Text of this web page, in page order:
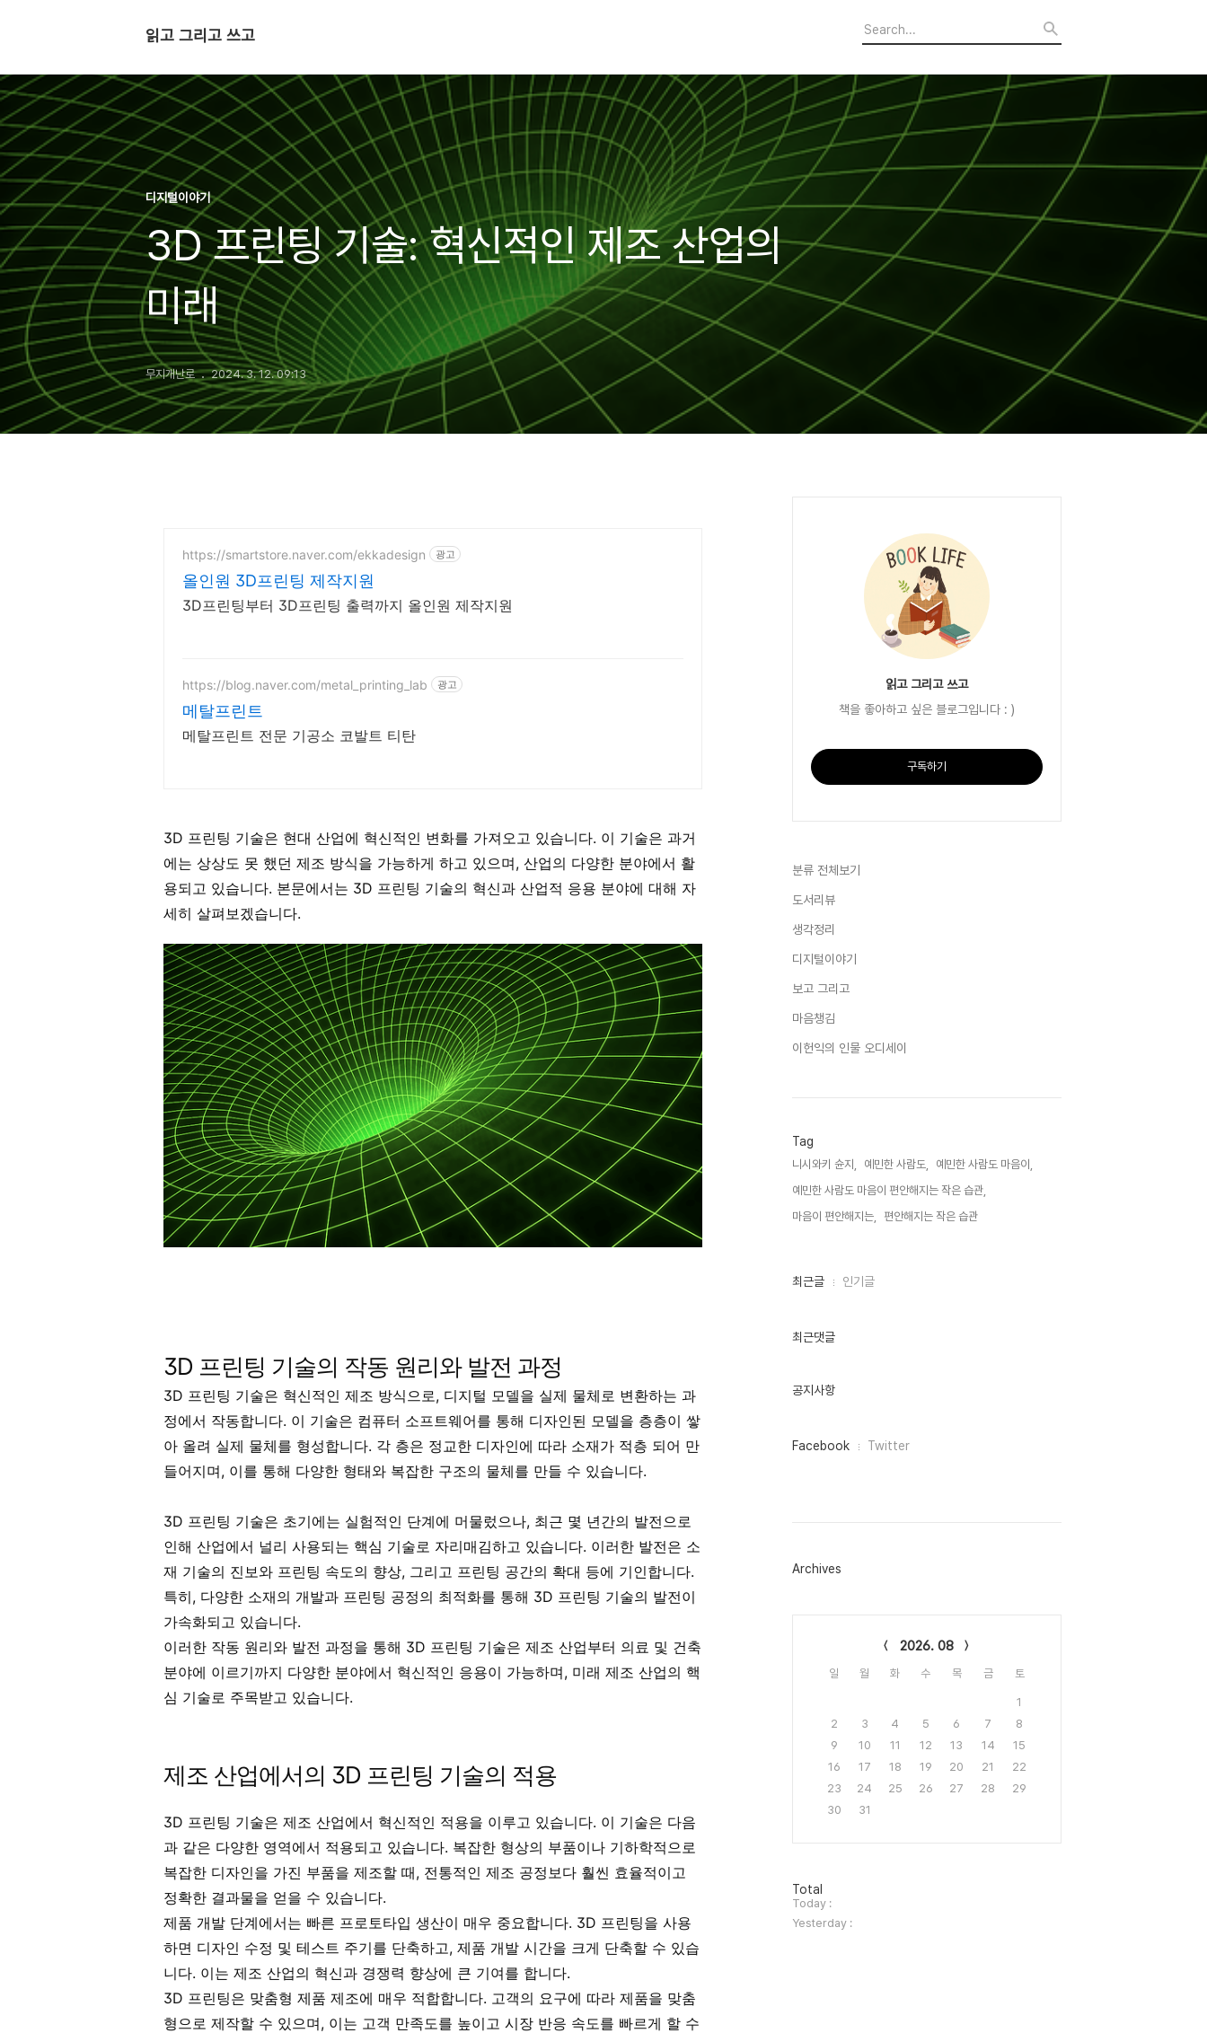
읽고 그리고 쓰고
디지털이야기
3D 프린팅 기술: 혁신적인 제조 산업의
미래
무지개난로 2024. 3. 12. 09:13
https://smartstore.naver.com/ekkadesign 광고
올인원 3D프린팅 제작지원
3D프린팅부터 3D프린팅 출력까지 올인원 제작지원
https://blog.naver.com/metal_printing_lab 광고
메탈프린트
메탈프린트 전문 기공소 코발트 티탄
3D 프린팅 기술은 현대 산업에 혁신적인 변화를 가져오고 있습니다. 이 기술은 과거
에는 상상도 못 했던 제조 방식을 가능하게 하고 있으며, 산업의 다양한 분야에서 활
용되고 있습니다. 본문에서는 3D 프린팅 기술의 혁신과 산업적 응용 분야에 대해 자
세히 살펴보겠습니다.
3D 프린팅 기술의 작동 원리와 발전 과정
3D 프린팅 기술은 혁신적인 제조 방식으로, 디지털 모델을 실제 물체로 변환하는 과
정에서 작동합니다. 이 기술은 컴퓨터 소프트웨어를 통해 디자인된 모델을 층층이 쌓
아 올려 실제 물체를 형성합니다. 각 층은 정교한 디자인에 따라 소재가 적층 되어 만
들어지며, 이를 통해 다양한 형태와 복잡한 구조의 물체를 만들 수 있습니다.
3D 프린팅 기술은 초기에는 실험적인 단계에 머물렀으나, 최근 몇 년간의 발전으로
인해 산업에서 널리 사용되는 핵심 기술로 자리매김하고 있습니다. 이러한 발전은 소
재 기술의 진보와 프린팅 속도의 향상, 그리고 프린팅 공간의 확대 등에 기인합니다.
특히, 다양한 소재의 개발과 프린팅 공정의 최적화를 통해 3D 프린팅 기술의 발전이
가속화되고 있습니다.
이러한 작동 원리와 발전 과정을 통해 3D 프린팅 기술은 제조 산업부터 의료 및 건축
분야에 이르기까지 다양한 분야에서 혁신적인 응용이 가능하며, 미래 제조 산업의 핵
심 기술로 주목받고 있습니다.
제조 산업에서의 3D 프린팅 기술의 적용
3D 프린팅 기술은 제조 산업에서 혁신적인 적용을 이루고 있습니다. 이 기술은 다음
과 같은 다양한 영역에서 적용되고 있습니다. 복잡한 형상의 부품이나 기하학적으로
복잡한 디자인을 가진 부품을 제조할 때, 전통적인 제조 공정보다 훨씬 효율적이고
정확한 결과물을 얻을 수 있습니다.
제품 개발 단계에서는 빠른 프로토타입 생산이 매우 중요합니다. 3D 프린팅을 사용
하면 디자인 수정 및 테스트 주기를 단축하고, 제품 개발 시간을 크게 단축할 수 있습
니다. 이는 제조 산업의 혁신과 경쟁력 향상에 큰 기여를 합니다.
3D 프린팅은 맞춤형 제품 제조에 매우 적합합니다. 고객의 요구에 따라 제품을 맞춤
형으로 제작할 수 있으며, 이는 고객 만족도를 높이고 시장 반응 속도를 빠르게 할 수
읽고 그리고 쓰고
책을 좋아하고 싶은 블로그입니다 : )
구독하기
분류 전체보기
도서리뷰
생각정리
디지털이야기
보고 그리고
마음챙김
이헌익의 인물 오디세이
Tag
니시와키 슌지, 예민한 사람도,
예민한 사람도 마음이,
예민한 사람도 마음이 편안해지는 작은 습관,
마음이 편안해지는,
편안해지는 작은 습관,
최
인
최근글 인기글
최근댓글
공지사항
페
그
Facebook Twitter
Archives
2026. 08
일 월 화 수 목 금 토
1
2
3 4 5 6 7
8
9
10 11 12 13 14
15
16
17 18 19 20 21
22
23
24 25 26 27 28
29
30
31
방
문
자
수
Total
Today :
Yesterday :